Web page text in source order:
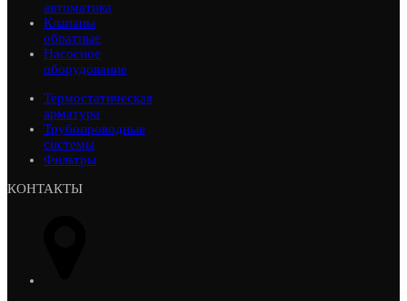
автоматика
Клапаны
обратные
Насосное
оборудование
Термостатическая
арматура
Трубопроводные
системы
Фильтры
КОНТАКТЫ